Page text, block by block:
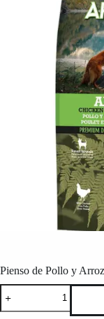
Pienso de Pollo y
Pienso
de
Pollo